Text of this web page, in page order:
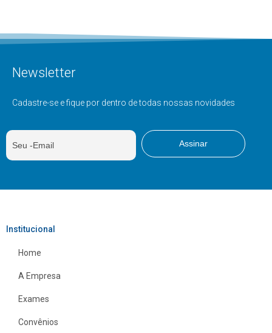
Newsletter
Cadastre-se e fique por dentro de todas nossas novidades
Institucional
Home
A Empresa
Exames
Convênios